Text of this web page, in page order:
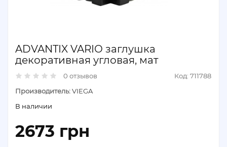
ADVANTIX VARIO заглушка
декоративная угловая, мат
0 отзывов
Код: 711788
Производитель:VIEGA
В наличии
2673 грн